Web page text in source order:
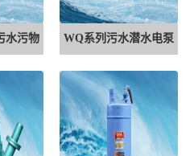
水污物 WQ系列污水潜水电泵
介绍